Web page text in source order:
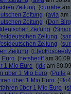
Zeitung (currabe
Zeitung (avia am
Zeitung (Don
Zeitung (
Zeitung (
Zeitung (
Zeitung (Electrospeedy
Euro (netsheriffam
1 Mio Euro (jdk am
über 1 Mio Euro (Pulla
über 1 Mio Euro (
über 1 Mio Euro (